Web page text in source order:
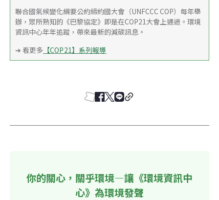
聯合國氣候變化綱要公約締約國大會（UNFCCC COP）每年舉
辦，眾所熟知的《巴黎協定》即是在COP21大會上通過。環境
資訊中心年年追蹤，帶來最新的減碳訊息。
➔ 看更多 【COP21】系列報導
你的關心，關乎環境—讓《環境資訊中
心》為環境發聲